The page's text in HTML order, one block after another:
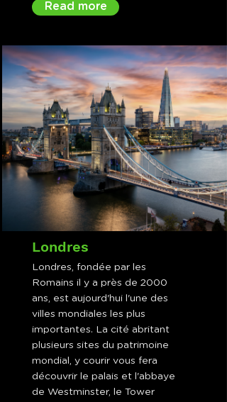
Read more
Londres
Londres, fondée par les
Romains il y a près de 2000
ans, est aujourd'hui l'une des
villes mondiales les plus
importantes. La cité abritant
plusieurs sites du patrimoine
mondial, y courir vous fera
découvrir le palais et l'abbaye
de Westminster, le Tower